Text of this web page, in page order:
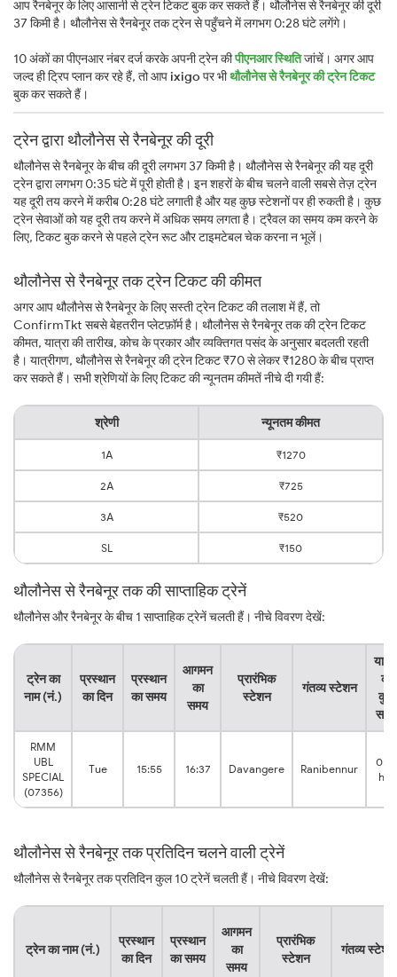
आप रैनबेनूर के लिए आसानी से ट्रेन टिकट बुक कर सकते हैं। थौलौनेस से रैनबेनूर की दूरी
37 किमी है। थौलौनेस से रैनबेनूर तक ट्रेन से पहुँचने में लगभग 0:28 घंटे लगेंगे।
10 अंकों का पीएनआर नंबर दर्ज करके अपनी ट्रेन कीपीएनआर स्थितिजांचें। अगर आप
जल्द ही ट्रिप प्लान कर रहे हैं, तो आपixigoपर भीथौलौनेस से रैनबेनूर की ट्रेन टिकट
बुक कर सकते हैं।
ट्रेन द्वारा थौलौनेस से रैनबेनूर की दूरी
थौलौनेस से रैनबेनूर के बीच की दूरी लगभग 37 किमी है। थौलौनेस से रैनबेनूर की यह दूरी
ट्रेन द्वारा लगभग 0:35 घंटे में पूरी होती है। इन शहरों के बीच चलने वाली सबसे तेज़ ट्रेन
यह दूरी तय करने में करीब 0:28 घंटे लगाती है और यह कुछ स्टेशनों पर ही रुकती है। कुछ
ट्रेन सेवाओं को यह दूरी तय करने में अधिक समय लगता है। ट्रैवल का समय कम करने के
लिए, टिकट बुक करने से पहले ट्रेन रूट और टाइमटेबल चेक करना न भूलें।
थौलौनेस से रैनबेनूर तक ट्रेन टिकट की कीमत
अगर आप थौलौनेस से रैनबेनूर के लिए सस्ती ट्रेन टिकट की तलाश में हैं, तो
ConfirmTkt सबसे बेहतरीन प्लेटफ़ॉर्म है। थौलौनेस से रैनबेनूर तक की ट्रेन टिकट
कीमत, यात्रा की तारीख, कोच के प्रकार और व्यक्तिगत पसंद के अनुसार बदलती रहती
है। यात्रीगण, थौलौनेस से रैनबेनूर की ट्रेन टिकट ₹70 से लेकर ₹1280 के बीच प्राप्त
कर सकते हैं। सभी श्रेणियों के लिए टिकट की न्यूनतम कीमतें नीचे दी गयी हैं:
श्रेणी न्यूनतम कीमत
1A ₹1270
2A ₹725
3A ₹520
SL ₹150
थौलौनेस से रैनबेनूर तक की साप्ताहिक ट्रेनें
थौलौनेस और रैनबेनूर के बीच 1 साप्ताहिक ट्रेनें चलती हैं। नीचे विवरण देखें:
ट्रेन का
नाम (नं.)
प्रस्थान
का दिन
प्रस्थान
का समय
आगमन
का
समय
प्रारंभिक
स्टेशन
गंतव्य स्टेशन
का
कुल
समय
RMM
UBL
SPECIAL
(07356)
Tue 15:55 16:37 Davangere Ranibennur
0:42
hrs
थौलौनेस से रैनबेनूर तक प्रतिदिन चलने वाली ट्रेनें
थौलौनेस से रैनबेनूर तक प्रतिदिन कुल 10 ट्रेनें चलती हैं। नीचे विवरण देखें:
ट्रेन का नाम (नं.)
प्रस्थान
का दिन
प्रस्थान
का समय
आगमन
का
समय
प्रारंभिक
स्टेशन
गंतव्य स्टेशन